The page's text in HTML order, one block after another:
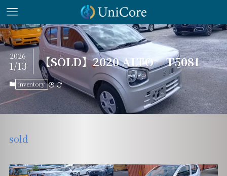
【SOLD】2020 ALTO – T5081
2026
1/13
inventory
sold